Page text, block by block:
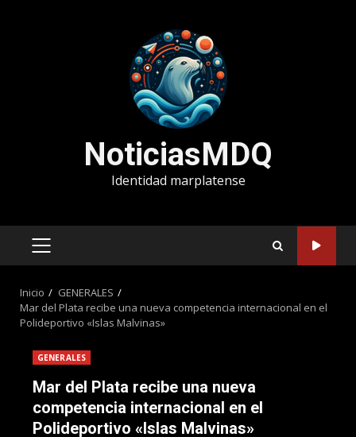
NoticiasMDQ
Identidad marplatense
MENÚ
Inicio
GENERALES
Mar del Plata recibe una nueva competencia internacional en el
Polideportivo «Islas Malvinas»
GENERALES
Mar del Plata recibe una nueva
competencia internacional en el
Polideportivo «Islas Malvinas»